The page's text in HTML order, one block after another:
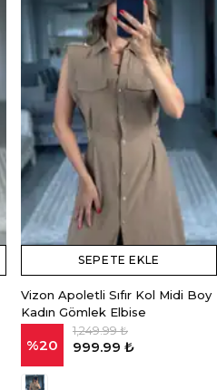
SEPETE EKLE
Vizon Apoletli Sıfır Kol Midi Boy
Kadın Gömlek Elbise
%20
1,249.99 ₺
999.99 ₺